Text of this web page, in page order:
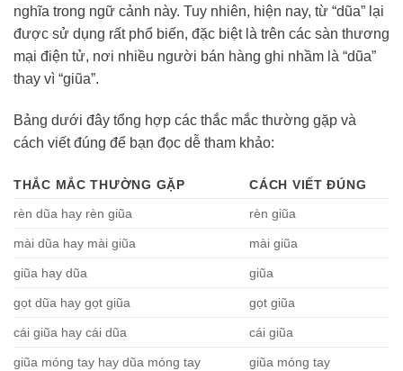
nghĩa trong ngữ cảnh này. Tuy nhiên, hiện nay, từ “dũa” lại
được sử dụng rất phổ biến, đặc biệt là trên các sàn thương
mại điện tử, nơi nhiều người bán hàng ghi nhầm là “dũa”
thay vì “giũa”.
Bảng dưới đây tổng hợp các thắc mắc thường gặp và
cách viết đúng để bạn đọc dễ tham khảo:
THẮC MẮC THƯỜNG GẶP
CÁCH VIẾT ĐÚNG
rèn dũa hay rèn giũa
rèn giũa
mài dũa hay mài giũa mài giũa
giũa hay dũa giũa
gọt dũa hay gọt giũa gọt giũa
cái giũa hay cái dũa cái giũa
giũa móng tay hay dũa móng tay giũa móng tay